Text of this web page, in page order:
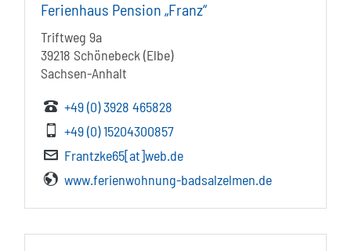
Ferienhaus Pension „Franz“
Triftweg 9a
39218 Schönebeck (Elbe)
Sachsen-Anhalt
+49 (0) 3928 465828
+49 (0) 15204300857
Frantzke65[at]web.de
www.ferienwohnung-badsalzelmen.de